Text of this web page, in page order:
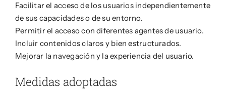
Facilitar el acceso de los usuarios independientemente
de sus capacidades o de su entorno.
Permitir el acceso con diferentes agentes de usuario.
Incluir contenidos claros y bien estructurados.
Mejorar la navegación y la experiencia del usuario.
Medidas adoptadas